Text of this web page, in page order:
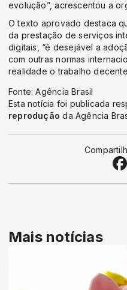
evolução”, acrescentou a
O texto aprovado destaca
da prestação de serviços
digitais, “é desejável a
com outras normas
realidade o trabalho
Fonte: Agência Brasil
Esta notícia foi publicada
reprodução da Agência
Mais notícias